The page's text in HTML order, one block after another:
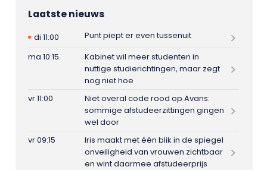
Laatste nieuws
di 11:00
Punt piept er even tussenuit
ma 10:15
Kabinet wil meer studenten in
nuttige studierichtingen, maar zegt
nog niet hoe
vr 11:00
Niet overal code rood op Avans:
sommige afstudeerzittingen gingen
wel door
vr 09:15
Iris maakt met één blik in de spiegel
onveiligheid van vrouwen zichtbaar
en wint daarmee afstudeerprijs